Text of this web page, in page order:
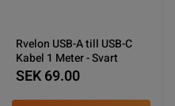
Rvelon USB-A till USB-C
Kabel 1 Meter - Svart
SEK 69.00